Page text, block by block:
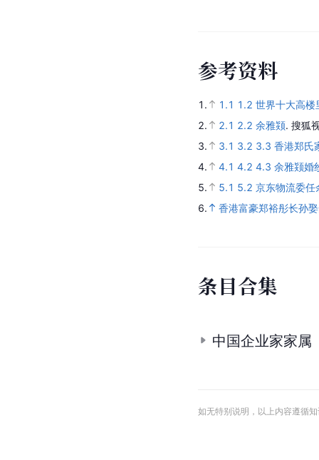
参考资料
1. 1.1 1.2 世界十大高
2.
2.1 2.2 余雅颎. 搜狐
3.
3.1 3.2 3.3 香港郑氏
4.
4.1 4.2 4.3 余雅颎婚
5.
5.1 5.2 京东物流委任
6.
香港富豪郑裕彤长孙
条目合集
中国企业家家属
如无特别说明，以上内容遵循